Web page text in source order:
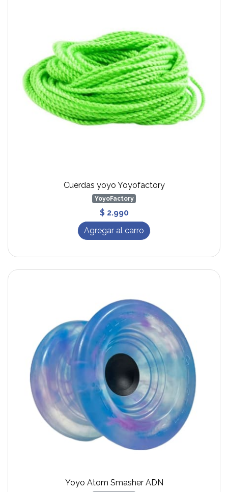
Cuerdas yoyo Yoyofactory
YoyoFactory
$ 2.990
Agregar al carro
Yoyo Atom Smasher ADN